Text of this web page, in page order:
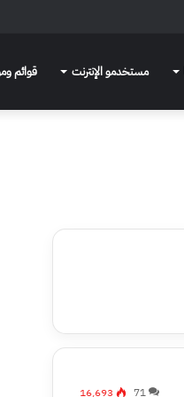
مستخدمو الإنترنت قوائم
71 16٬693